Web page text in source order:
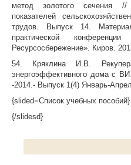
метод золотого сечения //
показателей
трудов. Выпуск 14.
практической
Ресурсосбережение». Киров.
54. Кряклина И.В.
энергоэффективного дома с
-2014.- Выпуск 1(4) Январь-
{slided=Список учебных пособий}
{/slidesd}